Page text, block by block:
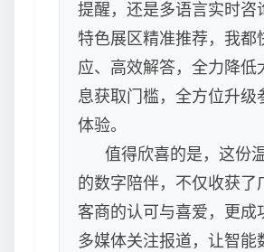
提醒，还是多语言实时咨
特色展区精准推荐，我都
应、高效解答，全力降低
息获取门槛，全方位升级
体验。
值得欣喜的是，这份
的数字陪伴，不仅收获了
客商的认可与喜爱，更成
多媒体关注报道，让智能